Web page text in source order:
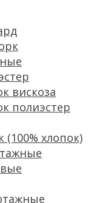
вискоза
полиэстер
хлопок)